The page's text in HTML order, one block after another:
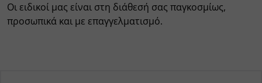
Οι ειδικοί μας είναι στη διάθεσή σας παγκοσμίως,
προσωπικά και με επαγγελματισμό.